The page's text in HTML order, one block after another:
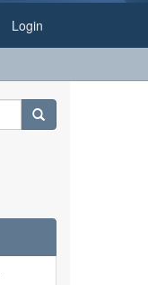
Login